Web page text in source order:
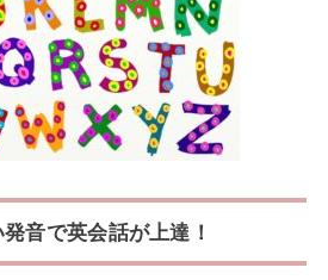
音で英会話が上達！